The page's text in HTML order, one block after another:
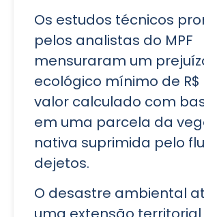
Os estudos técnicos
pelos analistas do MPF
mensuraram um
ecológico mínimo de R$
valor calculado com
em uma parcela da
nativa suprimida pelo
dejetos.
O desastre ambiental